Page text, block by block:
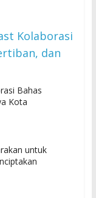
Bahas
Kota
untuk